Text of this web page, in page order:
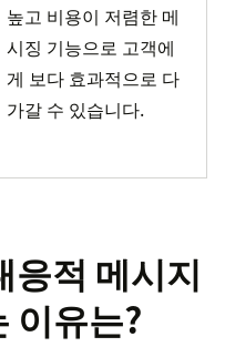
높고 비용이 저렴한 메
시징 기능으로 고객에
게 보다 효과적으로 다
가갈 수 있습니다.
적 메시지
이유는?